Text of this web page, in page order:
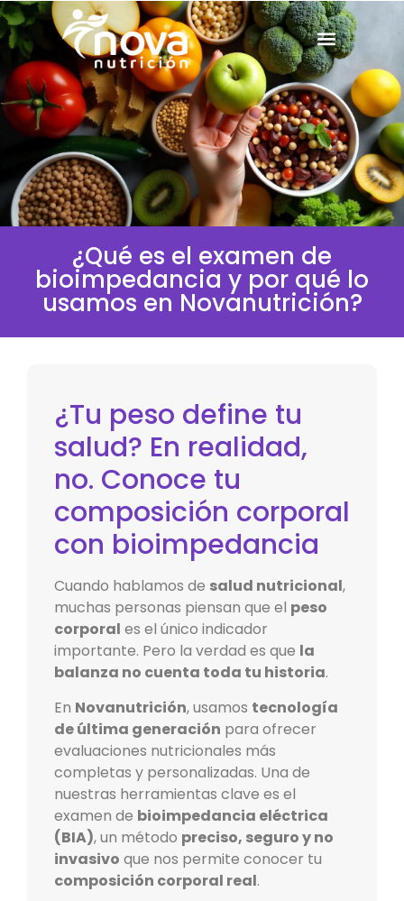
¿Qué es el examen de
bioimpedancia y por qué lo
usamos en Novanutrición?
¿Tu peso define tu
salud? En realidad,
no. Conoce tu
composición corporal
con bioimpedancia
Cuando hablamos de salud nutricional,
muchas personas piensan que el peso
corporal es el único indicador
importante. Pero la verdad es que la
balanza no cuenta toda tu historia.
En Novanutrición, usamos tecnología
de última generación para ofrecer
evaluaciones nutricionales más
completas y personalizadas. Una de
nuestras herramientas clave es el
examen de bioimpedancia eléctrica
(BIA), un método preciso, seguro y no
invasivo que nos permite conocer tu
composición corporal real.